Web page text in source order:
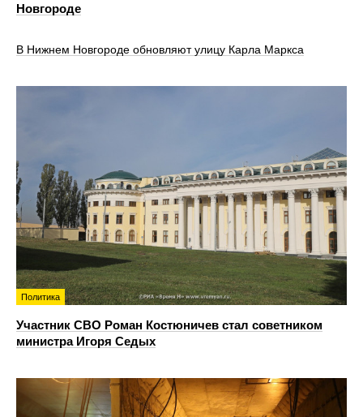
Новгороде
В Нижнем Новгороде обновляют улицу Карла Маркса
Политика
Участник СВО Роман Костюничев стал советником
министра Игоря Седых